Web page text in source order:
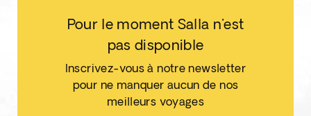
Pour le moment Salla n'est
pas disponible
Inscrivez-vous à notre newsletter
pour ne manquer aucun de nos
meilleurs voyages